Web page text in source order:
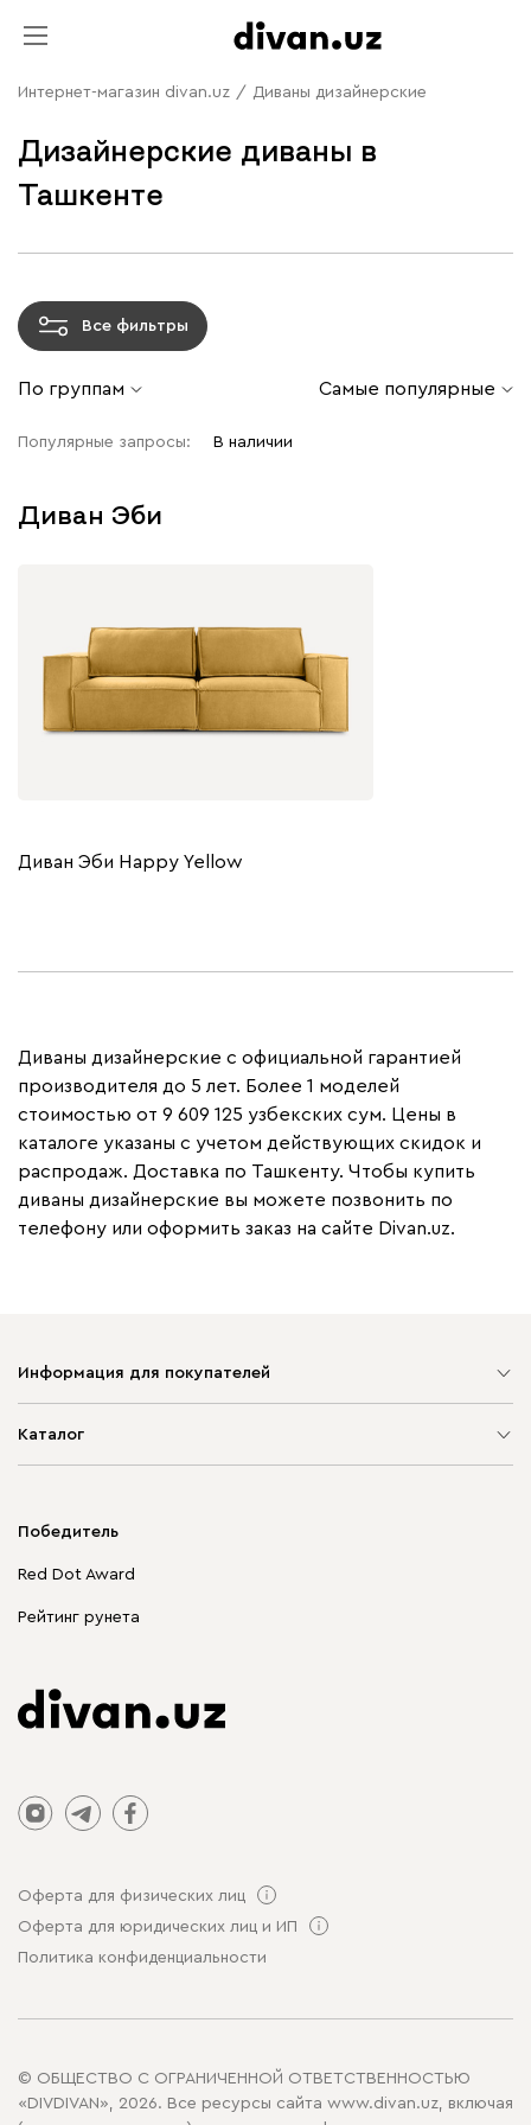
Интернет-магазин divan.uz / Диваны дизайнерские
Дизайнерские диваны в
Ташкенте
Все фильтры
По группам Самые популярные
Популярные запросы: В наличии
Диван Эби
Диван Эби Happy Yellow
Диваны дизайнерские с официальной гарантией
производителя до 5 лет. Более 1 моделей
стоимостью от 9 609 125 узбекских сум. Цены в
каталоге указаны с учетом действующих скидок и
распродаж. Доставка по Ташкенту. Чтобы купить
диваны дизайнерские вы можете позвонить по
телефону или оформить заказ на сайте Divan.uz.
Информация для покупателей
Каталог
Победитель
Red Dot Award
Рейтинг рунета
Оферта для физических лиц
Оферта для юридических лиц и ИП
Политика конфиденциальности
© ОБЩЕСТВО С ОГРАНИЧЕННОЙ ОТВЕТСТВЕННОСТЬЮ
«DIVDIVAN», 2026. Все ресурсы сайта www.divan.uz, включая